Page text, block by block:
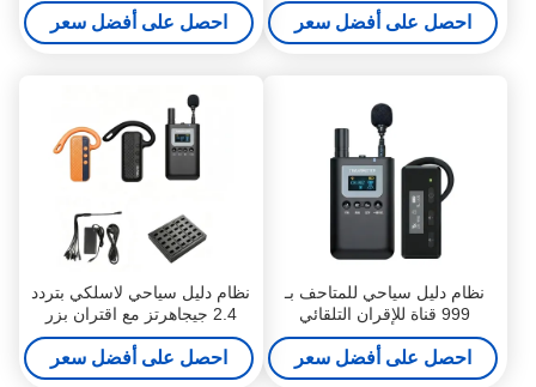
احصل على أفضل سعر احصل على أفضل سعر
نظام دليل سياحي للمتاحف بـ
999 قناة للإقران التلقائي
احصل على أفضل سعر
نظام دليل سياحي لاسلكي بتردد
2.4 جيجاهرتز مع اقتران بزر
واحد
احصل على أفضل سعر